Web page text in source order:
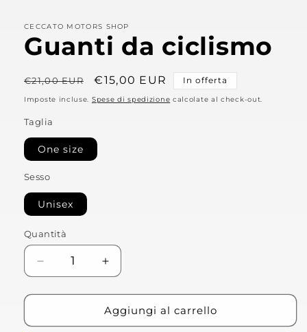
CECCATO MOTORS SHOP
Guanti da ciclismo
Prezzo
di
€21,00 EUR
Prezzo
scontato
€15,00 EUR In offerta
Imposte incluse. Spese di spedizione calcolate al check-out.
Taglia
One size
Sesso
Unisex
Quantità
Diminuisci
quantità
per
da
Aumenta
quantità
per
Guanti
da
Aggiungi al carrello